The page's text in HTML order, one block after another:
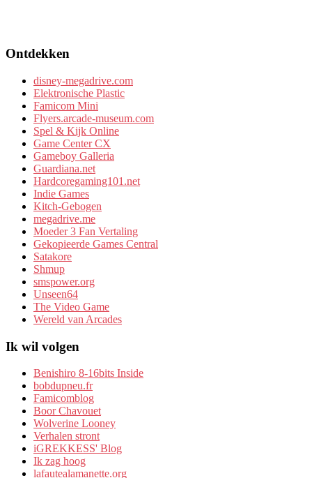
Ontdekken
disney-megadrive.com
Elektronische Plastic
Famicom Mini
Flyers.arcade-museum.com
Spel & Kijk Online
Game Center CX
Gameboy Galleria
Guardiana.net
Hardcoregaming101.net
Indie Games
Kitch-Gebogen
megadrive.me
Moeder 3 Fan Vertaling
Gekopieerde Games Central
Satakore
Shmup
smspower.org
Unseen64
The Video Game
Wereld van Arcades
Ik wil volgen
Benishiro 8-16bits Inside
bobdupneu.fr
Famicomblog
Boor Chavouet
Wolverine Looney
Verhalen stront
iGREKKESS' Blog
Ik zag hoog
lafautealamanette.org